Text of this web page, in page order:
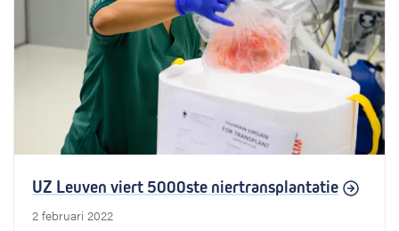
UZ Leuven viert 5000ste niertransplantatie
2 februari 2022